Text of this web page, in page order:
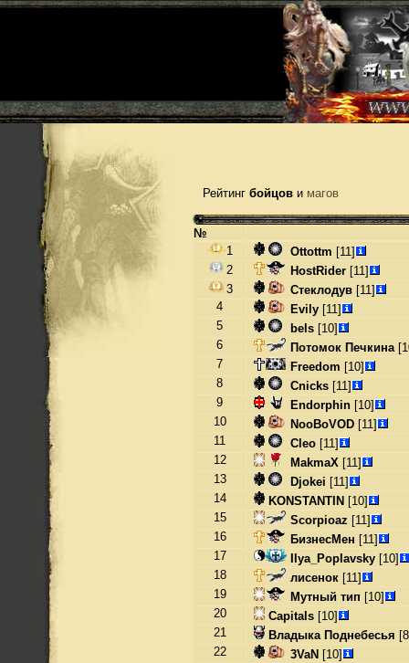
Рейтинг бойцов и магов
№
1
Ottottm [11]
2
HostRider [11]
3
Стеклодув [11]
4
Evily [11]
5
bels [10]
6
Потомок Печкина
7
Freedom [10]
8
Cnicks [11]
9
Endorphin [10]
10
NooBoVOD [11]
11
Cleo [11]
12
MakmaX [11]
13
Djokei [11]
14
KONSTANTIN [10]
15
Scorpioaz [11]
16
БизнесМен [11]
17
Ilya_Poplavsky [10]
18
лисенок [11]
19
Мутный тип [10]
20
Capitals [10]
21
Владыка Поднебесья
22
3VaN [10]